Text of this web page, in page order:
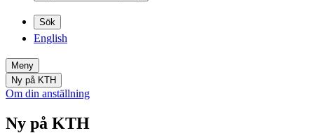
Sök
English
Meny
Ny på KTH
Om din anställning
Ny på KTH